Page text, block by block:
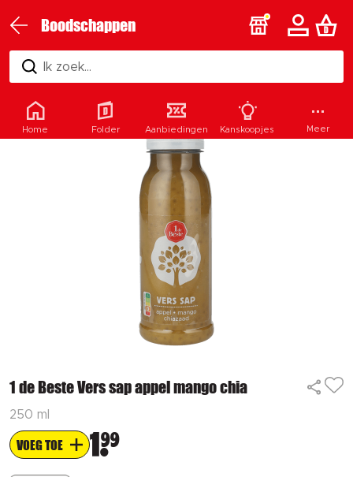
Boodschappen
Ik zoek...
1 de Beste Vers sap appel mango chia
250 ml
VOEG TOE 1 99
Home Folder Aanbiedingen Kanskoopjes Meer